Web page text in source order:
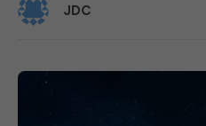
JDC